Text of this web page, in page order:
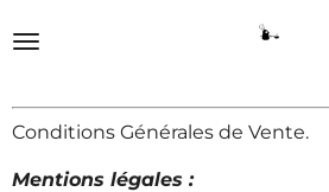
au
principal
Conditions Générales de Vente.
Mentions légales :